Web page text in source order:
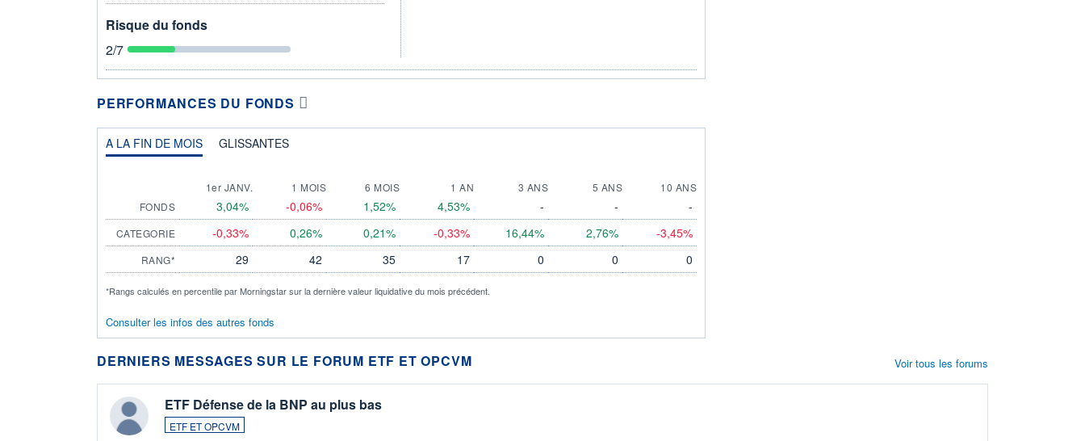
Risque du fonds
2/7
PERFORMANCES DU FONDS
A LA FIN DE MOIS GLISSANTES
1er JANV. 1 MOIS 6 MOIS 1 AN 3 ANS 5 ANS
10 ANS
FONDS
3,04% -0,06% 1,52% 4,53% - - -
CATEGORIE -0,33% 0,26% 0,21% -0,33% 16,44% 2,76% -3,45%
RANG* 29 42 35 17 0 0 0
*Rangs calculés en percentile par Morningstar sur la dernière valeur liquidative du mois précédent.
Consulter les infos des autres fonds
DERNIERS MESSAGES SUR LE FORUM ETF ET OPCVM
ETF Défense de la BNP au plus bas
ETF ET OPCVM
Voir tous les forums